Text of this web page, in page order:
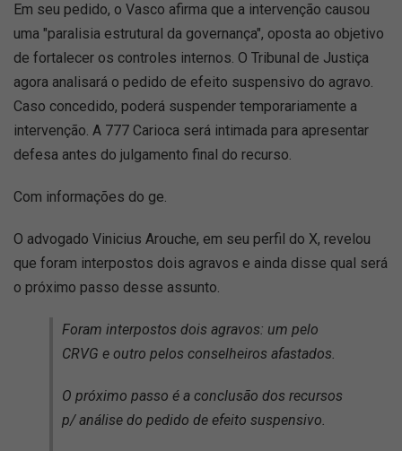
Em seu pedido, o Vasco afirma que a intervenção causou
uma "paralisia estrutural da governança", oposta ao objetivo
de fortalecer os controles internos. O Tribunal de Justiça
agora analisará o pedido de efeito suspensivo do agravo.
Caso concedido, poderá suspender temporariamente a
intervenção. A 777 Carioca será intimada para apresentar
defesa antes do julgamento final do recurso.
Com informações do ge.
O advogado Vinicius Arouche, em seu perfil do X, revelou
que foram interpostos dois agravos e ainda disse qual será
o próximo passo desse assunto.
Foram interpostos dois agravos: um pelo
CRVG e outro pelos conselheiros afastados.
O próximo passo é a conclusão dos recursos
p/ análise do pedido de efeito suspensivo.